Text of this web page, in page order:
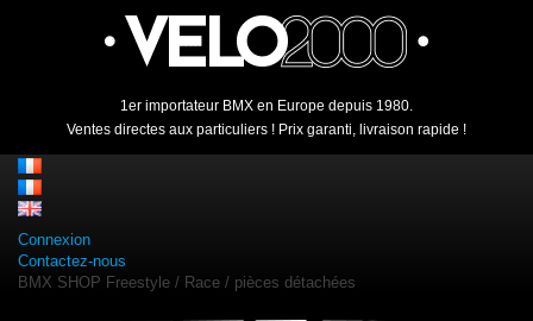
1er importateur BMX en Europe depuis 1980.
Ventes directes aux particuliers ! Prix garanti, livraison rapide !
Connexion
Contactez-nous
BMX SHOP Freestyle / Race / pièces détachées